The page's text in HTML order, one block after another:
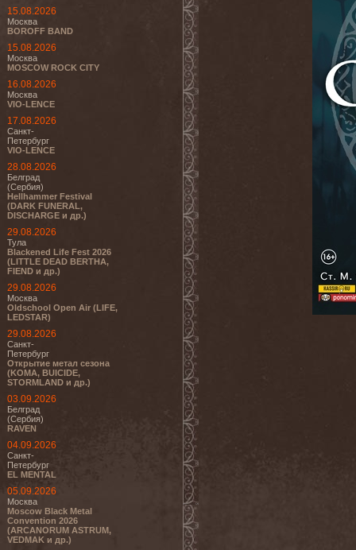
15.08.2026
Москва
BOROFF BAND
15.08.2026
Москва
MOSCOW ROCK CITY
16.08.2026
Москва
VIO-LENCE
17.08.2026
Санкт-
Петербург
VIO-LENCE
28.08.2026
Белград
(Сербия)
Hellhammer Festival
(DARK FUNERAL,
DISCHARGE и др.)
29.08.2026
Тула
Blackened Life Fest 2026
(LITTLE DEAD BERTHA,
FIEND и др.)
29.08.2026
Москва
Oldschool Open Air (LIFE,
LEDSTAR)
29.08.2026
Санкт-
Петербург
Открытие метал сезона
(KOMA, BUICIDE,
STORMLAND и др.)
03.09.2026
Белград
(Сербия)
RAVEN
04.09.2026
Санкт-
Петербург
EL MENTAL
05.09.2026
Москва
Moscow Black Metal
Convention 2026
(ARCANORUM ASTRUM,
VEDMAK и др.)